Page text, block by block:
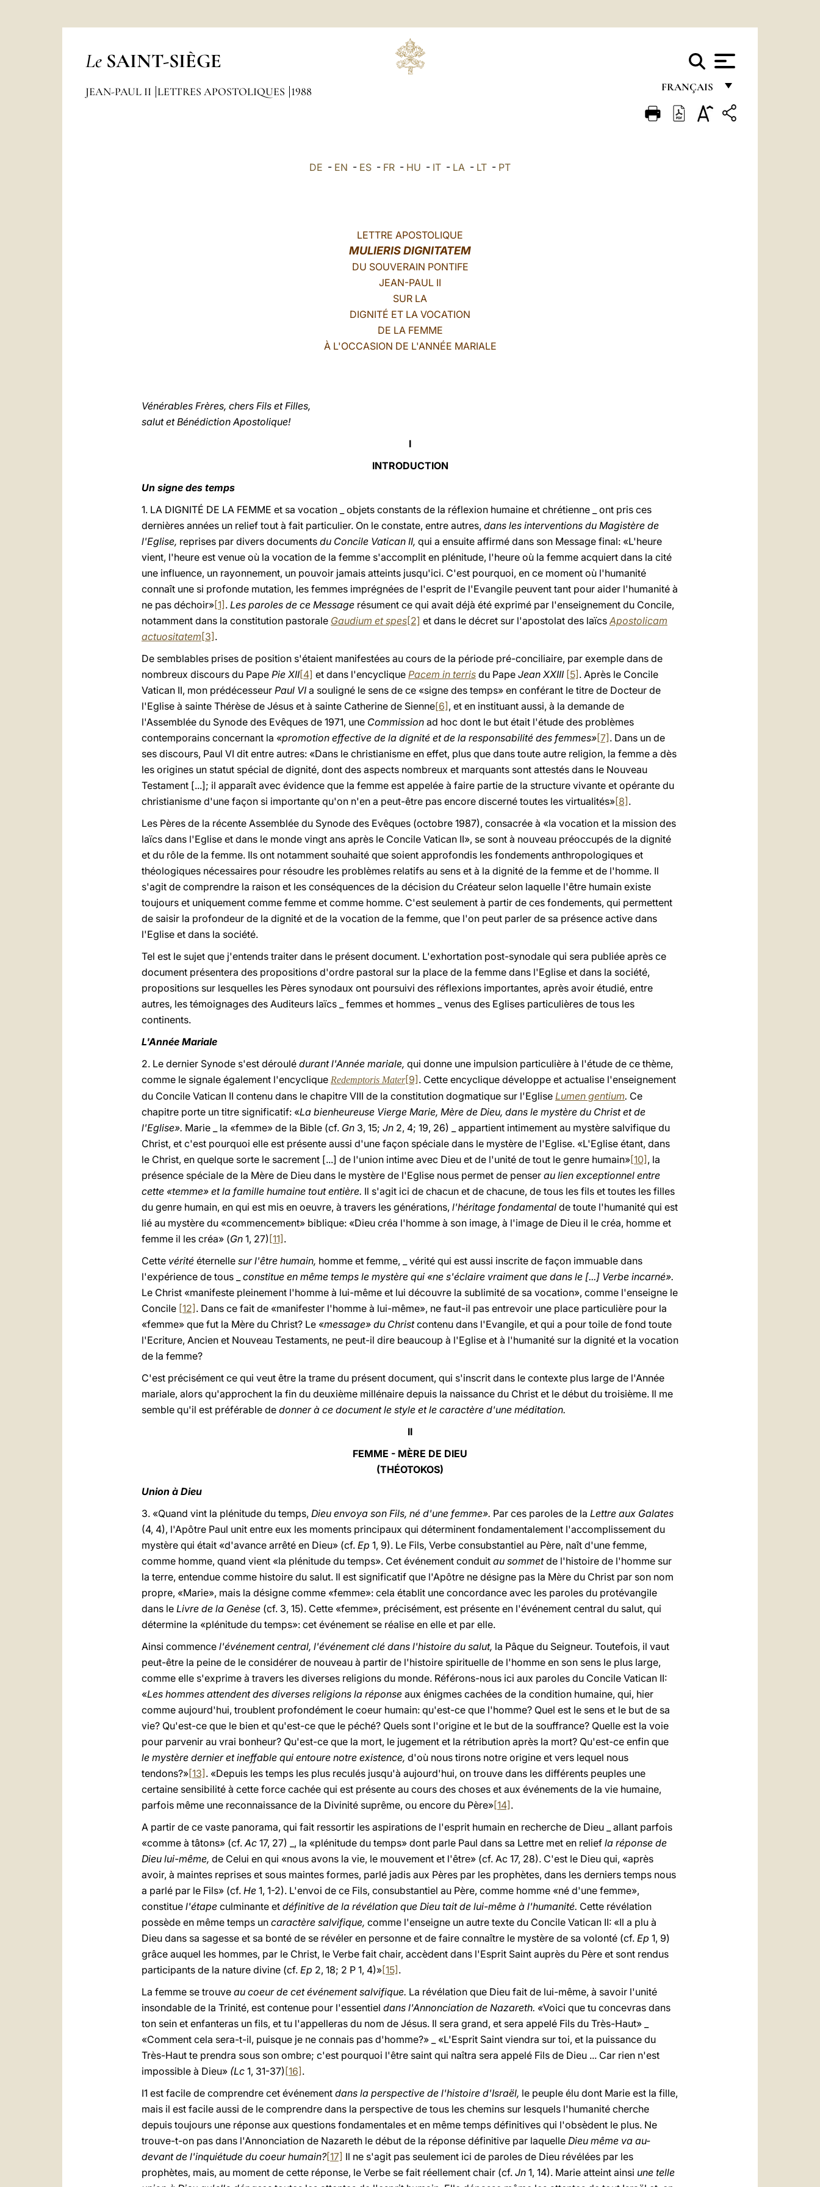
Le SAINT-SIÈGE
FRANÇAIS
FRANÇAIS
JEAN-PAUL II LETTRES APOSTOLIQUES 1988
DE - EN - ES - FR - HU - IT - LA - LT - PT
LETTRE APOSTOLIQUE
MULIERIS DIGNITATEM
DU SOUVERAIN PONTIFE
JEAN-PAUL II
SUR LA
DIGNITÉ ET LA VOCATION
DE LA FEMME
À L'OCCASION DE L'ANNÉE MARIALE
Vénérables Frères, chers Fils et Filles,
salut et Bénédiction Apostolique!
I
INTRODUCTION
Un signe des temps
1. LA DIGNITÉ DE LA FEMME et sa vocation _ objets constants de la réflexion humaine et chrétienne _ ont pris ces
dernières années un relief tout à fait particulier. On le constate, entre autres, dans les interventions du Magistère de
l'Eglise, reprises par divers documents du Concile Vatican II, qui a ensuite affirmé dans son Message final: «L'heure
vient, l'heure est venue où la vocation de la femme s'accomplit en plénitude, l'heure où la femme acquiert dans la cité
une influence, un rayonnement, un pouvoir jamais atteints jusqu'ici. C'est pourquoi, en ce moment où l'humanité
connaît une si profonde mutation, les femmes imprégnées de l'esprit de l'Evangile peuvent tant pour aider l'humanité à
ne pas déchoir»[1] . Les paroles de ce Message résument ce qui avait déjà été exprimé par l'enseignement du Concile,
notamment dans la constitution pastorale Gaudium et spes[2] et dans le décret sur l'apostolat des laïcs Apostolicam
actuositatem [3] .
De semblables prises de position s'étaient manifestées au cours de la période pré-conciliaire, par exemple dans de
nombreux discours du Pape Pie XII[4] et dans l'encyclique Pacem in terris du Pape Jean XXIII [5] . Après le Concile
Vatican II, mon prédécesseur Paul VI a souligné le sens de ce «signe des temps» en conférant le titre de Docteur de
l'Eglise à sainte Thérèse de Jésus et à sainte Catherine de Sienne[6] , et en instituant aussi, à la demande de
l'Assemblée du Synode des Evêques de 1971, une Commission ad hoc dont le but était l'étude des problèmes
contemporains concernant la «promotion effective de la dignité et de la responsabilité des femmes»[7] . Dans un de
ses discours, Paul VI dit entre autres: «Dans le christianisme en effet, plus que dans toute autre religion, la femme a dès
les origines un statut spécial de dignité, dont des aspects nombreux et marquants sont attestés dans le Nouveau
Testament [...]; il apparaît avec évidence que la femme est appelée à faire partie de la structure vivante et opérante du
christianisme d'une façon si importante qu'on n'en a peut-être pas encore discerné toutes les virtualités»[8] .
Les Pères de la récente Assemblée du Synode des Evêques (octobre 1987), consacrée à «la vocation et la mission des
laïcs dans l'Eglise et dans le monde vingt ans après le Concile Vatican II», se sont à nouveau préoccupés de la dignité
et du rôle de la femme. Ils ont notamment souhaité que soient approfondis les fondements anthropologiques et
théologiques nécessaires pour résoudre les problèmes relatifs au sens et à la dignité de la femme et de l'homme. Il
s'agit de comprendre la raison et les conséquences de la décision du Créateur selon laquelle l'être humain existe
toujours et uniquement comme femme et comme homme. C'est seulement à partir de ces fondements, qui permettent
de saisir la profondeur de la dignité et de la vocation de la femme, que l'on peut parler de sa présence active dans
l'Eglise et dans la société.
Tel est le sujet que j'entends traiter dans le présent document. L'exhortation post-synodale qui sera publiée après ce
document présentera des propositions d'ordre pastoral sur la place de la femme dans l'Eglise et dans la société,
propositions sur lesquelles les Pères synodaux ont poursuivi des réflexions importantes, après avoir étudié, entre
autres, les témoignages des Auditeurs laïcs _ femmes et hommes _ venus des Eglises particulières de tous les
continents.
L'Année Mariale
2. Le dernier Synode s'est déroulé durant l'Année mariale, qui donne une impulsion particulière à l'étude de ce thème,
comme le signale également l'encyclique Redemptoris Mater[9] . Cette encyclique développe et actualise l'enseignement
du Concile Vatican II contenu dans le chapitre VIII de la constitution dogmatique sur l'Eglise Lumen gentium. Ce
chapitre porte un titre significatif: «La bienheureuse Vierge Marie, Mère de Dieu, dans le mystère du Christ et de
l'Eglise». Marie _ la «femme» de la Bible (cf. Gn 3, 15; Jn 2, 4; 19, 26) _ appartient intimement au mystère salvifique du
Christ, et c'est pourquoi elle est présente aussi d'une façon spéciale dans le mystère de l'Eglise. «L'Eglise étant, dans
le Christ, en quelque sorte le sacrement [...] de l'union intime avec Dieu et de l'unité de tout le genre humain»[10] , la
présence spéciale de la Mère de Dieu dans le mystère de l'Eglise nous permet de penser au lien exceptionnel entre
cette «temme» et la famille humaine tout entière. Il s'agit ici de chacun et de chacune, de tous les fils et toutes les filles
du genre humain, en qui est mis en oeuvre, à travers les générations, l'héritage fondamental de toute l'humanité qui est
lié au mystère du «commencement» biblique: «Dieu créa l'homme à son image, à l'image de Dieu il le créa, homme et
femme il les créa» (Gn 1, 27) [11] .
Cette vérité éternelle sur l'être humain, homme et femme, _ vérité qui est aussi inscrite de façon immuable dans
l'expérience de tous _ constitue en même temps le mystère qui «ne s'éclaire vraiment que dans le [...] Verbe incarné».
Le Christ «manifeste pleinement l'homme à lui-même et lui découvre la sublimité de sa vocation», comme l'enseigne le
Concile [12] . Dans ce fait de «manifester l'homme à lui-même», ne faut-il pas entrevoir une place particulière pour la
«femme» que fut la Mère du Christ? Le «message» du Christcontenu dans l'Evangile, et qui a pour toile de fond toute
l'Ecriture, Ancien et Nouveau Testaments, ne peut-il dire beaucoup à l'Eglise et à l'humanité sur la dignité et la vocation
de la femme?
C'est précisément ce qui veut être la trame du présent document, qui s'inscrit dans le contexte plus large de l'Année
mariale, alors qu'approchent la fin du deuxième millénaire depuis la naissance du Christ et le début du troisième. Il me
semble qu'il est préférable de donner à ce document le style et le caractère d'une méditation.
II
FEMME - MÈRE DE DIEU
(THÉOTOKOS)
Union à Dieu
3. «Quand vint la plénitude du temps, Dieu envoya son Fils, né d'une femme». Par ces paroles de la Lettre aux Galates
(4, 4), l'Apôtre Paul unit entre eux les moments principaux qui déterminent fondamentalement l'accomplissement du
mystère qui était «d'avance arrêté en Dieu» (cf. Ep 1, 9). Le Fils, Verbe consubstantiel au Père, naît d'une femme,
comme homme, quand vient «la plénitude du temps». Cet événement conduit au sommetde l'histoire de l'homme sur
la terre, entendue comme histoire du salut. Il est significatif que l'Apôtre ne désigne pas la Mère du Christ par son nom
propre, «Marie», mais la désigne comme «femme»: cela établit une concordance avec les paroles du protévangile
dans le Livre de la Genèse (cf. 3, 15). Cette «femme», précisément, est présente en l'événement central du salut, qui
détermine la «plénitude du temps»: cet événement se réalise en elle et par elle.
Ainsi commence l'événement central, l'événement clé dans l'histoire du salut, la Pâque du Seigneur. Toutefois, il vaut
peut-être la peine de le considérer de nouveau à partir de l'histoire spirituelle de l'homme en son sens le plus large,
comme elle s'exprime à travers les diverses religions du monde. Référons-nous ici aux paroles du Concile Vatican II:
«Les hommes attendent des diverses religions la réponse aux énigmes cachées de la condition humaine, qui, hier
comme aujourd'hui, troublent profondément le coeur humain: qu'est-ce que l'homme? Quel est le sens et le but de sa
vie? Qu'est-ce que le bien et qu'est-ce que le péché? Quels sont l'origine et le but de la souffrance? Quelle est la voie
pour parvenir au vrai bonheur? Qu'est-ce que la mort, le jugement et la rétribution après la mort? Qu'est-ce enfin que
le mystère dernier et ineffable qui entoure notre existence, d'où nous tirons notre origine et vers lequel nous
tendons?»[13] . «Depuis les temps les plus reculés jusqu'à aujourd'hui, on trouve dans les différents peuples une
certaine sensibilité à cette force cachée qui est présente au cours des choses et aux événements de la vie humaine,
parfois même une reconnaissance de la Divinité suprême, ou encore du Père»[14] .
A partir de ce vaste panorama, qui fait ressortir les aspirations de l'esprit humain en recherche de Dieu _ allant parfois
«comme à tâtons» (cf.Ac 17, 27) _, la «plénitude du temps» dont parle Paul dans sa Lettre met en relief la réponse de
Dieu lui-même, de Celui en qui «nous avons la vie, le mouvement et l'être» (cf. Ac 17, 28). C'est le Dieu qui, «après
avoir, à maintes reprises et sous maintes formes, parlé jadis aux Pères par les prophètes, dans les derniers temps nous
a parlé par le Fils» (cf. He 1, 1-2). L'envoi de ce Fils, consubstantiel au Père, comme homme «né d'une femme»,
constitue l'étape culminante et définitive de la révélation que Dieu tait de lui-même à l'humanité. Cette révélation
possède en même temps un caractère salvifique, comme l'enseigne un autre texte du Concile Vatican II: «Il a plu à
Dieu dans sa sagesse et sa bonté de se révéler en personne et de faire connaître le mystère de sa volonté (cf. Ep 1, 9)
grâce auquel les hommes, par le Christ, le Verbe fait chair, accèdent dans l'Esprit Saint auprès du Père et sont rendus
participants de la nature divine (cf. Ep 2, 18; 2 P 1, 4)»[15] .
La femme se trouve au coeur de cet événement salvifique. La révélation que Dieu fait de lui-même, à savoir l'unité
insondable de la Trinité, est contenue pour l'essentiel dans l'Annonciation de Nazareth. «Voici que tu concevras dans
ton sein et enfanteras un fils, et tu l'appelleras du nom de Jésus. Il sera grand, et sera appelé Fils du Très-Haut» _
«Comment cela sera-t-il, puisque je ne connais pas d'homme?» _ «L'Esprit Saint viendra sur toi, et la puissance du
Très-Haut te prendra sous son ombre; c'est pourquoi l'être saint qui naîtra sera appelé Fils de Dieu ... Car rien n'est
impossible à Dieu» (Lc 1, 31-37) [16] .
I1 est facile de comprendre cet événement dans la perspective de l'histoire d'Israël, le peuple élu dont Marie est la fille,
mais il est facile aussi de le comprendre dans la perspective de tous les chemins sur lesquels l'humanité cherche
depuis toujours une réponse aux questions fondamentales et en même temps définitives qui l'obsèdent le plus. Ne
trouve-t-on pas dans l'Annonciation de Nazareth le début de la réponse définitive par laquelle Dieu même va au-
devant de l'inquiétude du coeur humain?[17] Il ne s'agit pas seulement ici de paroles de Dieu révélées par les
prophètes, mais, au moment de cette réponse, le Verbe se fait réellement chair (cf. Jn 1, 14). Marie atteint ainsi une telle